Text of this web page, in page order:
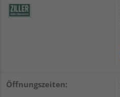
Öffnungszeiten: